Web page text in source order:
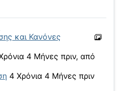
και Κανόνες
4 Μήνες πριν, από
4 Χρόνια 4 Μήνες πριν